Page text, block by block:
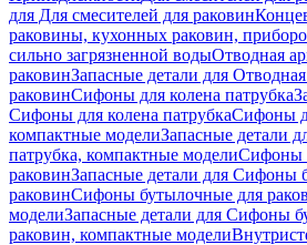
для Для смесителей для раковин
раковины, кухонных раковин,
сильно загрязненной водыОтводная
раковинЗапасные детали для
раковинСифоны для колена патрубка
Сифоны для колена патрубкаСифоны
компактные моделиЗапасные детали
патрубка, компактные моделиСифоны
раковинЗапасные детали для Сифоны
раковинСифоны бутылочные для
моделиЗапасные детали для Сифоны
раковин, компактные модели